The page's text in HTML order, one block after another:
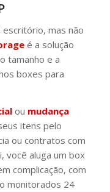
escritório, mas não
é a solução
tamanho e a
boxes para
ou mudança
itens pelo
ou contratos com
você aluga um box
complicação, com
monitorados 24